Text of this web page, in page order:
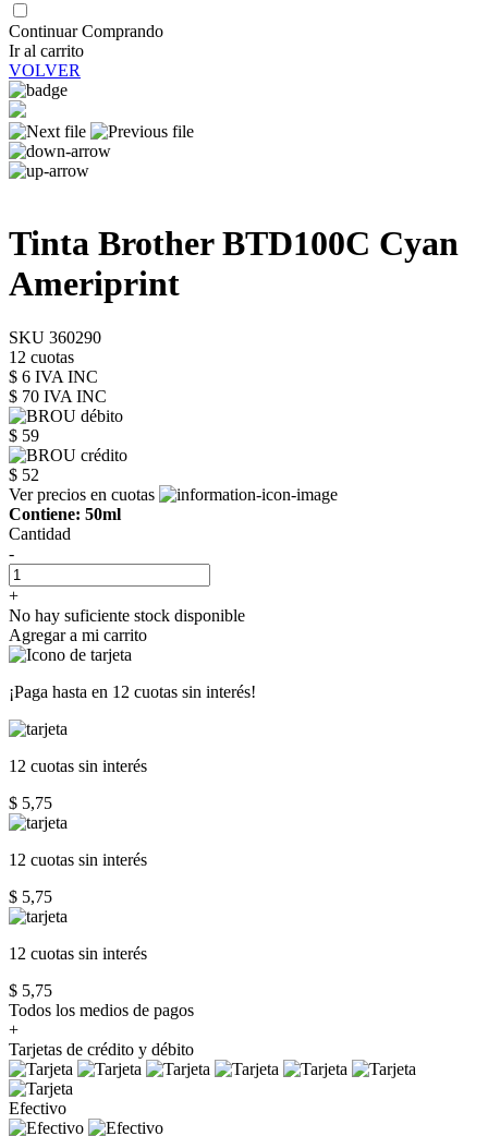
Continuar Comprando
Ir al carrito
VOLVER
Tinta Brother BTD100C Cyan
Ameriprint
SKU 360290
12 cuotas
$ 6 IVA INC
$ 70 IVA INC
$ 59
$ 52
Ver precios en cuotas
Contiene: 50ml
Cantidad
-
+
No hay suficiente stock disponible
Agregar a mi carrito
¡Paga hasta en 12 cuotas sin interés!
12 cuotas sin interés
$ 5,75
12 cuotas sin interés
$ 5,75
12 cuotas sin interés
$ 5,75
Todos los medios de pagos
+
Tarjetas de crédito y débito
Efectivo